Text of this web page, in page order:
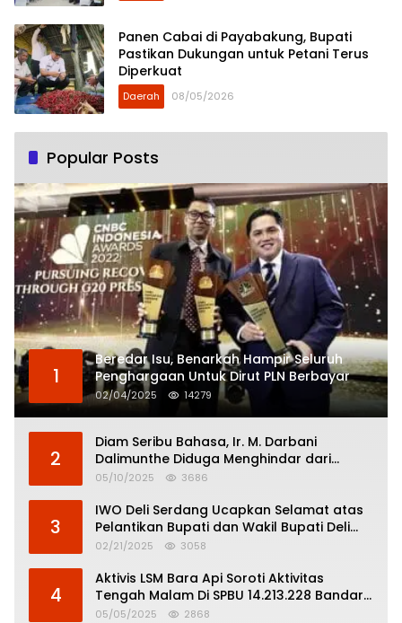
Panen Cabai di Payabakung, Bupati
Pastikan Dukungan untuk Petani Terus
Diperkuat
Daerah 08/05/2026
Popular Posts
1
Beredar Isu, Benarkah Hampir Seluruh
Penghargaan Untuk Dirut PLN Berbayar
02/04/2025 14279
2
Diam Seribu Bahasa, Ir. M. Darbani
Dalimunthe Diduga Menghindar dari
Pertanggungjawaban Politik
05/10/2025 3686
3
IWO Deli Serdang Ucapkan Selamat atas
Pelantikan Bupati dan Wakil Bupati Deli
Serdang
02/21/2025 3058
4
Aktivis LSM Bara Api Soroti Aktivitas
Tengah Malam Di SPBU 14.213.228 Bandar
Tinggi
05/05/2025 2868